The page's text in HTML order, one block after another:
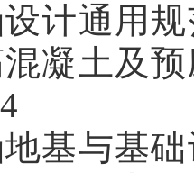
设计通用
混凝土及
地基与基